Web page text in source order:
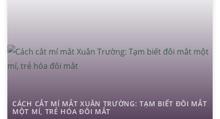
CÁCH CẮT MÍ MẮT XUÂN TRƯỜNG: TẠM BIẾT ĐÔI MẮT
MỘT MÍ, TRẺ HÓA ĐÔI MẮT